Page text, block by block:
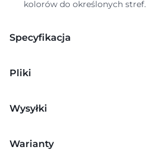
kolorów do określonych stref.
Specyfikacja
Pliki
Wysyłki
Warianty